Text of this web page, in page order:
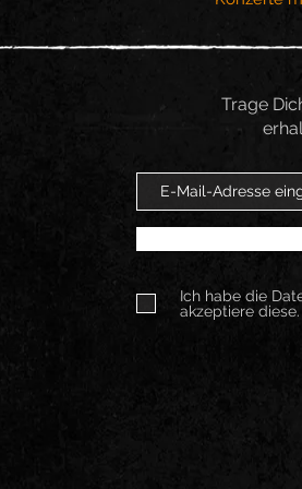
Trage
Ich habe die
akzeptiere diese.